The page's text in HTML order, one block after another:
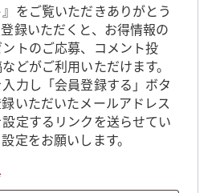
』をご覧いただきありがとう
録いただくと、お得情報の
トのご応募、コメント投
どがご利用いただけます。
力し「会員登録する」ボタ
いただいたメールアドレス
定するリンクを送らせてい
定をお願いします。
必